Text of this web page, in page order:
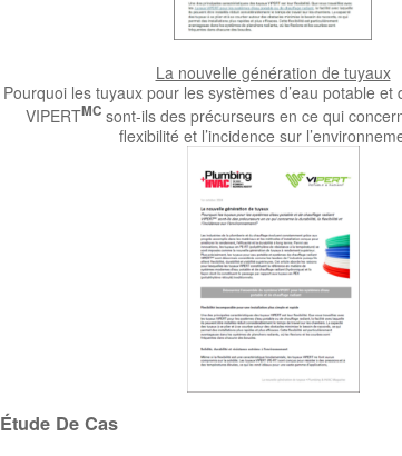
La nouvelle génération de tuyaux
Pourquoi les tuyaux pour les systèmes d’eau potable et
VIPERTMC sont-ils des précurseurs en ce qui
flexibilité et l’incidence sur
Étude De Cas